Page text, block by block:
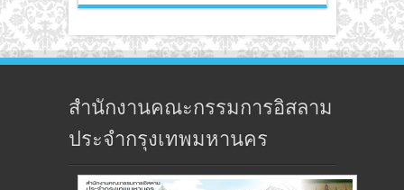
สำนักงานคณะกรรมการอิสลาม
ประจำกรุงเทพมหานคร